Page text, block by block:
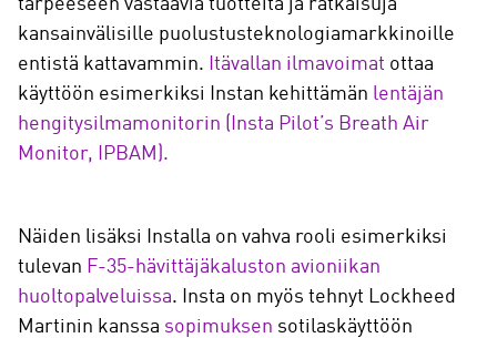
tarpeeseen vastaavia tuotteita ja ratkaisuja
kansainvälisille puolustusteknologiamarkkinoille
entistä kattavammin. Itävallan ilmavoimat ottaa
käyttöön esimerkiksi Instan kehittämän lentäjän
hengitysilmamonitorin (Insta Pilot’s Breath Air
Monitor, IPBAM).
Näiden lisäksi Installa on vahva rooli esimerkiksi
tulevan F-35-hävittäjäkaluston avioniikan
huoltopalveluissa. Insta on myös tehnyt Lockheed
Martinin kanssa sopimuksen sotilaskäyttöön